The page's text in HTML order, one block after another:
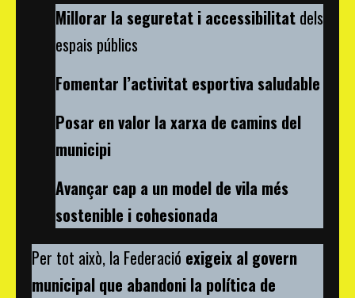
Millorar la seguretat i accessibilitat dels
espais públics
Fomentar l’activitat esportiva saludable
Posar en valor la xarxa de camins del
municipi
Avançar cap a un model de vila més
sostenible i cohesionada
Per tot això, la Federació exigeix al govern
municipal que abandoni la política de